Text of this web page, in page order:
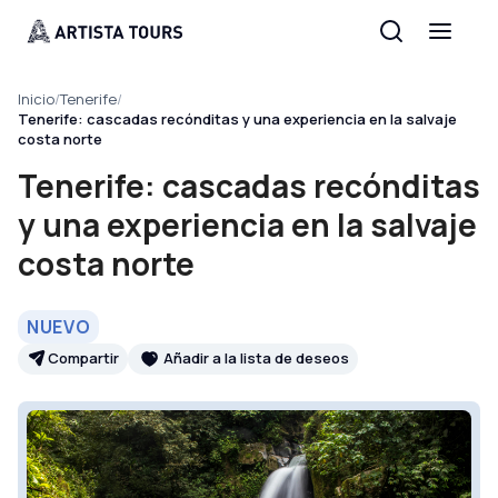
Inicio/Tenerife/
Tenerife: cascadas recónditas y una experiencia en la salvaje
costa norte
Tenerife: cascadas recónditas
y una experiencia en la salvaje
costa norte
NUEVO
Compartir Añadir a la lista de deseos